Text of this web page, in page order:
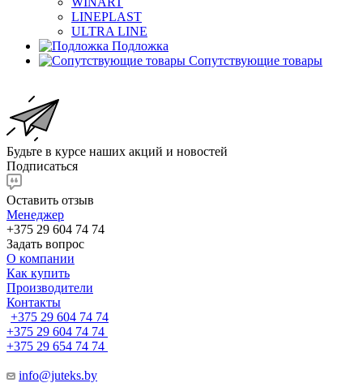
LINEPLAST
ULTRA LINE
Подложка
Сопутствующие товары
Будьте в курсе наших акций и новостей
Подписаться
Оставить отзыв
Менеджер
+375 29 604 74 74
Задать вопрос
О компании
Как купить
Производители
Контакты
+375 29 604 74 74
+375 29 604 74 74
+375 29 654 74 74
info@juteks.by